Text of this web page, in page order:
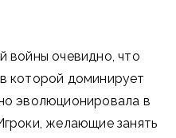
войны очевидно, что
которой доминирует
эволюционировала в
желающие занять